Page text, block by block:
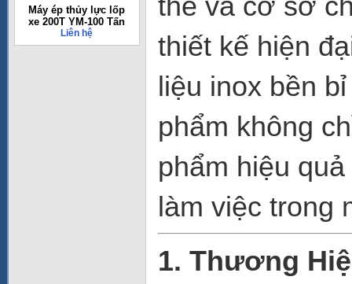
Máy ép thủy lực lốp
xe 200T YM-100 Tấn
Liên hệ
thiết kế hiện
liệu inox bền
phẩm không
phẩm hiệu
làm việc trong
1. Thương